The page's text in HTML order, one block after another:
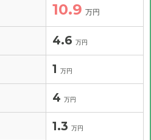
10.9 万円
4.6 万円
1 万円
4 万円
1.3 万円